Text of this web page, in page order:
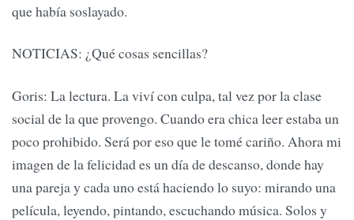
que había soslayado.
NOTICIAS: ¿Qué cosas sencillas?
Goris: La lectura. La viví con culpa, tal vez por la clase
social de la que provengo. Cuando era chica leer estaba un
poco prohibido. Será por eso que le tomé cariño. Ahora mi
imagen de la felicidad es un día de descanso, donde hay
una pareja y cada uno está haciendo lo suyo: mirando una
película, leyendo, pintando, escuchando música. Solos y